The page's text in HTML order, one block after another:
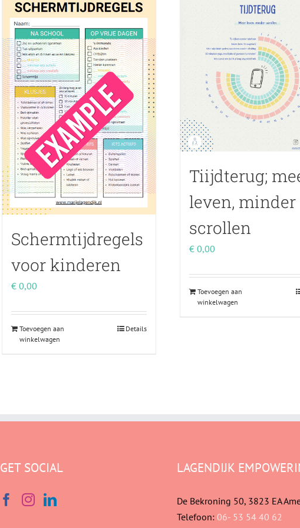
Schermtijdregels
voor kinderen
€0,00
Toevoegen aan
winkelwagen
Details
Tiijdterug;
leven, minder
scrollen
€ 0,00
Toevoegen aan
winkelwagen
GET SOCIAL LAGENDIJK
De Bekroning 50, 3823 EA
Telefoon: 06- 53 54 40 62